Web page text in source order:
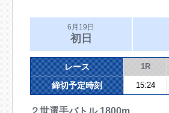
6月19日
初日
レース 1R
締切予定時刻 15:24
２世選手バトル 1800m